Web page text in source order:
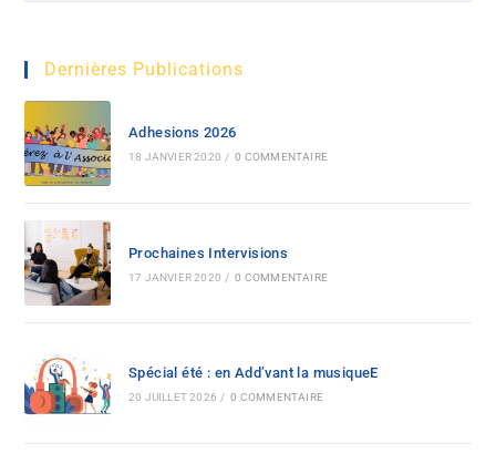
Dernières Publications
Adhesions 2026
18 JANVIER 2020 / 0 COMMENTAIRE
Prochaines Intervisions
17 JANVIER 2020 / 0 COMMENTAIRE
Spécial été : en Add’vant la musiqueE
20 JUILLET 2026 / 0 COMMENTAIRE